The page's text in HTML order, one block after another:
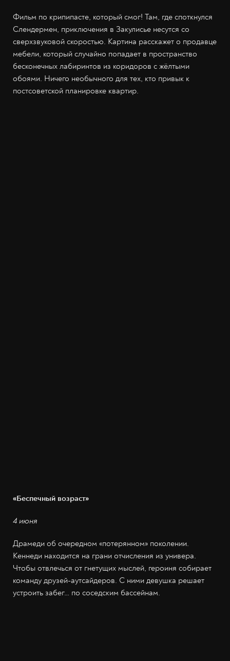
Фильм по крипипасте, который смог! Там, где споткнулся
Слендермен, приключения в Закулисье несутся со
сверхзвуковой скоростью. Картина расскажет о продавце
мебели, который случайно попадает в пространство
бесконечных лабиринтов из коридоров с жёлтыми
обоями. Ничего необычного для тех, кто привык к
постсоветской планировке квартир.
«Беспечный возраст»
4 июня
Драмеди об очередном «потерянном» поколении.
Кеннеди находится на грани отчисления из универа.
Чтобы отвлечься от гнетущих мыслей, героиня собирает
команду друзей-аутсайдеров. С ними девушка решает
устроить забег… по соседским бассейнам.